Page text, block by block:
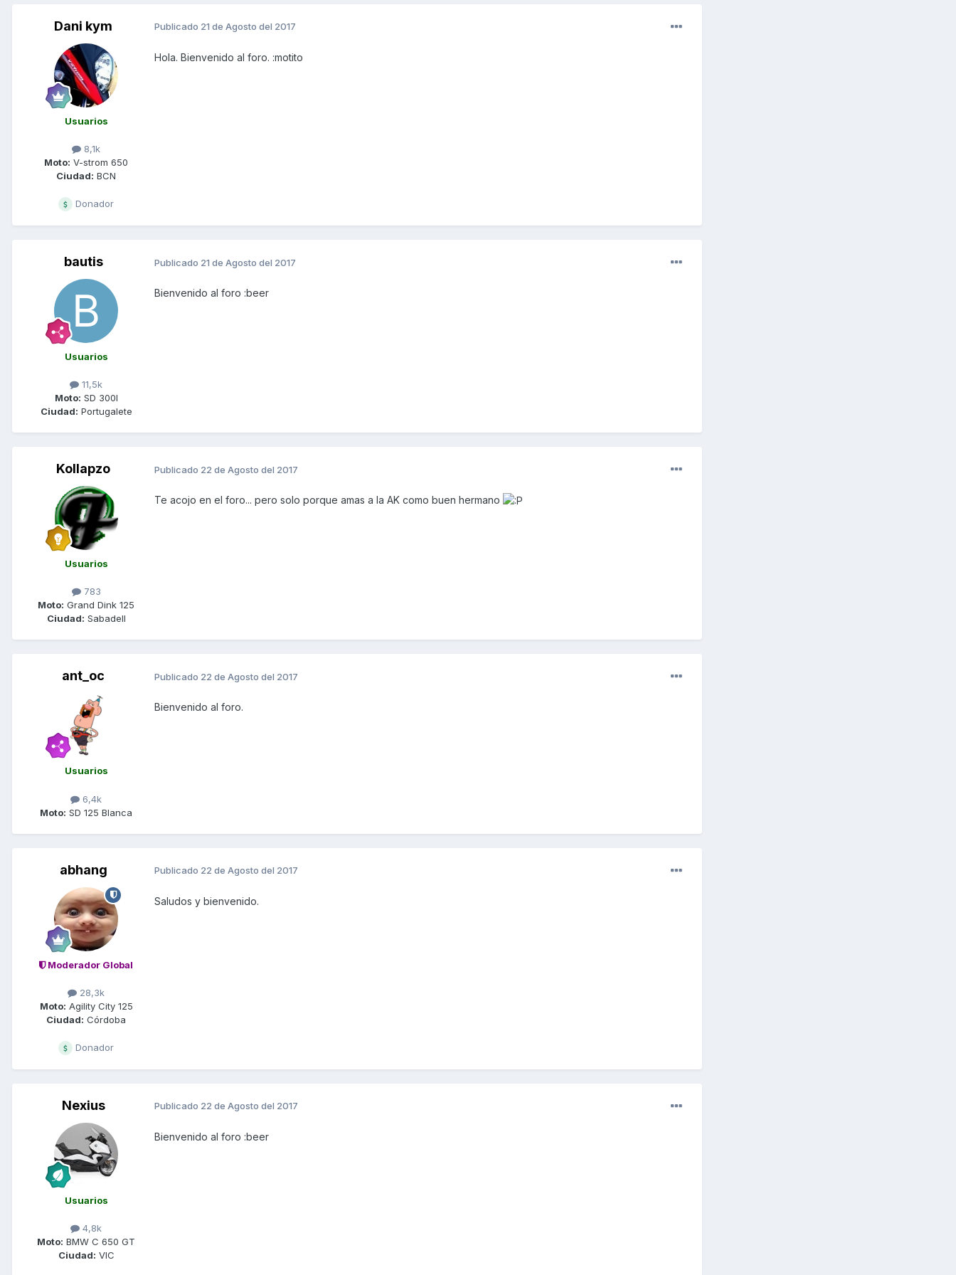
Dani kym
Usuarios
8,1k
Moto: V-strom 650
Ciudad: BCN
Donador
Publicado 21 de Agosto del 2017
Hola. Bienvenido al foro. :motito
bautis
Usuarios
11,5k
Moto: SD 300I
Ciudad: Portugalete
Publicado 21 de Agosto del 2017
Bienvenido al foro :beer
Kollapzo
Usuarios
783
Moto: Grand Dink 125
Ciudad: Sabadell
Publicado 22 de Agosto del 2017
Te acojo en el foro... pero solo porque amas a la AK como buen hermano
ant_oc
Usuarios
6,4k
Moto: SD 125 Blanca
Publicado 22 de Agosto del 2017
Bienvenido al foro.
abhang
Moderador Global
28,3k
Moto: Agility City 125
Ciudad: Córdoba
Donador
Publicado 22 de Agosto del 2017
Saludos y bienvenido.
Nexius
Usuarios
4,8k
Moto: BMW C 650 GT
Ciudad: VIC
Publicado 22 de Agosto del 2017
Bienvenido al foro :beer